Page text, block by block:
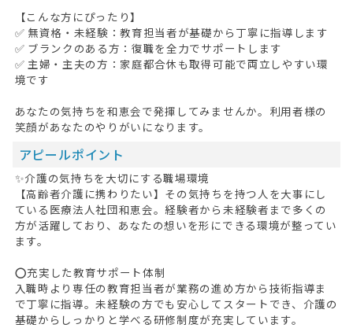
【こんな方にぴったり】
✅ 無資格・未経験：教育担当者が基礎から丁寧に指導します
✅ ブランクのある方：復職を全力でサポートします
✅ 主婦・主夫の方：家庭都合休も取得可能で両立しやすい環
境です
あなたの気持ちを和恵会で発揮してみませんか。利用者様の
笑顔があなたのやりがいになります。
アピールポイント
✨介護の気持ちを大切にする職場環境
【高齢者介護に携わりたい】その気持ちを持つ人を大事にし
ている医療法人社団和恵会。経験者から未経験者まで多くの
方が活躍しており、あなたの想いを形にできる環境が整ってい
ます。
⭕充実した教育サポート体制
入職時より専任の教育担当者が業務の進め方から技術指導ま
で丁寧に指導。未経験の方でも安心してスタートでき、介護の
基礎からしっかりと学べる研修制度が充実しています。